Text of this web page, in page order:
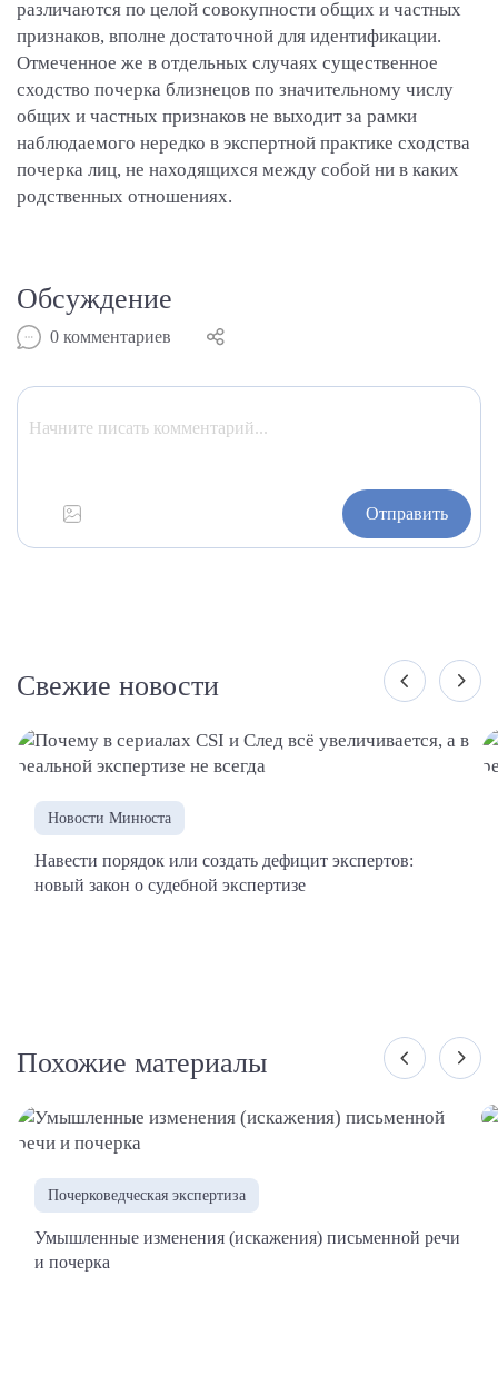
различаются по целой совокупности общих и частных
признаков, вполне достаточной для идентификации.
Отмеченное же в отдельных случаях существенное
сходство почерка близнецов по значительному числу
общих и частных признаков не выходит за рамки
наблюдаемого нередко в экспертной практике сходства
почерка лиц, не находящихся между собой ни в каких
родственных отношениях.
Обсуждение
0 комментариев
Отправить
Свежие новости
Новости Минюста
Навести порядок или создать дефицит экспертов:
новый закон о судебной экспертизе
Похожие материалы
Почерковедческая экспертиза
Умышленные изменения (искажения) письменной речи
и почерка